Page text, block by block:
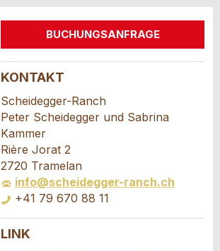
BUCHUNGSANFRAGE
KONTAKT
Scheidegger-Ranch
Peter Scheidegger und Sabrina
Kammer
Rière Jorat 2
2720 Tramelan
info@scheidegger-ranch.ch
+41 79 670 88 11
LINK